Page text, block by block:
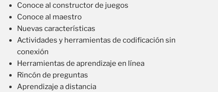
Conoce al constructor de juegos
Conoce al maestro
Nuevas características
Actividades y herramientas de codificación sin
conexión
Herramientas de aprendizaje en línea
Rincón de preguntas
Aprendizaje a distancia